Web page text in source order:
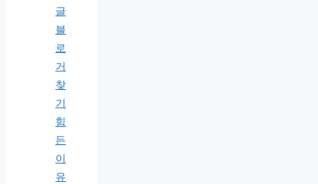
글
블
로
거
찾
기
힘
든
이
유